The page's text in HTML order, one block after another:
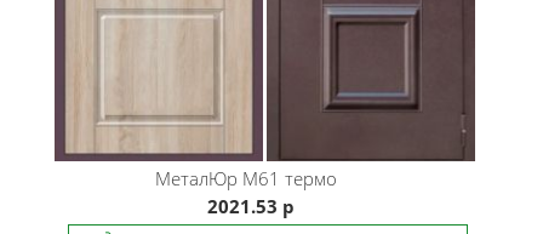
МеталЮр М61 термо
2021.53 р